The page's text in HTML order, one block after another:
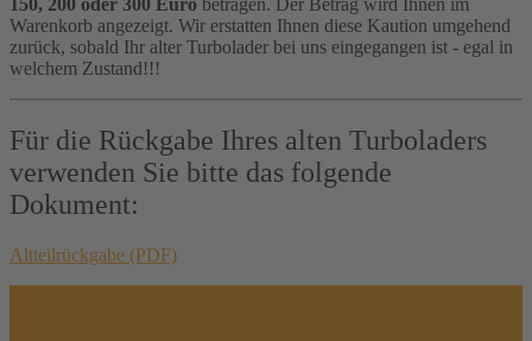
150, 200 oder 300 Euro betragen. Der Betrag wird Ihnen im
Warenkorb angezeigt. Wir erstatten Ihnen diese Kaution umgehend
zurück, sobald Ihr alter Turbolader bei uns eingegangen ist - egal in
welchem Zustand!!!
Für die Rückgabe Ihres alten Turboladers
verwenden Sie bitte das folgende
Dokument:
Altteilrückgabe (PDF)